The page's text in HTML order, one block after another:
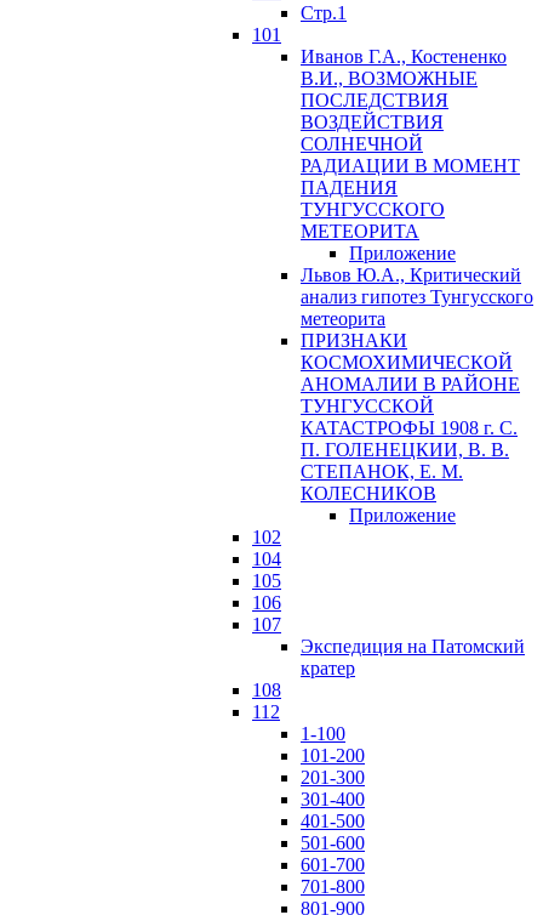
Стр.1
101
Иванов Г.А., Костененко
В.И., ВОЗМОЖНЫЕ
ПОСЛЕДСТВИЯ
ВОЗДЕЙСТВИЯ
СОЛНЕЧНОЙ
РАДИАЦИИ В МОМЕНТ
ПАДЕНИЯ
ТУНГУССКОГО
MЕТЕОРИТА
Приложение
Львов Ю.A., Критический
анализ гипотез Тунгусского
метеорита
ПРИЗНАКИ
КОСМОХИМИЧЕСКОЙ
АНОМАЛИИ В РАЙОНЕ
ТУНГУССКОЙ
КАТАСТРОФЫ 1908 г. С.
П. ГОЛЕНЕЦКИИ, В. В.
СТЕПАНОК, Е. М.
КОЛЕСНИКОВ
Приложение
102
104
105
106
107
Экспедиция на Патомский
кратер
108
112
1-100
101-200
201-300
301-400
401-500
501-600
601-700
701-800
801-900